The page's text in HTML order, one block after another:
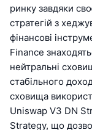
ринку завдяки
стратегій з
фінансові
Finance
нейтральні
стабільного
сховища
Uniswap V3 DN
Strategy, що